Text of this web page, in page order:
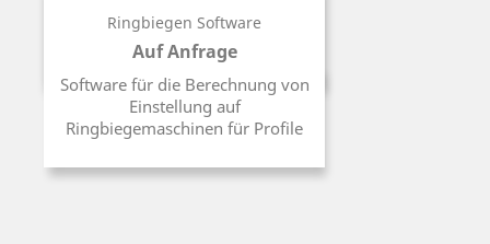
Ringbiegen Software
Auf Anfrage
Software für die Berechnung von
Einstellung auf
Ringbiegemaschinen für Profile